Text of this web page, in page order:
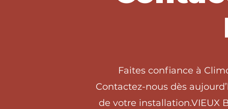
Faites confiance à
Contactez-nous dès
de votre installation.VIEUX